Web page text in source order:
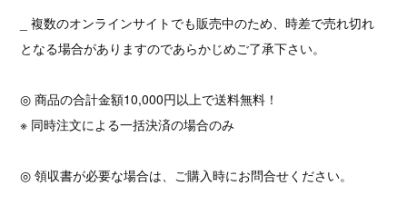
_ 複数のオンラインサイトでも販売中のため、時差で売れ切れ
となる場合がありますのであらかじめご了承下さい。
◎ 商品の合計金額10,000円以上で送料無料！
※ 同時注文による一括決済の場合のみ
◎ 領収書が必要な場合は、ご購入時にお問合せください。